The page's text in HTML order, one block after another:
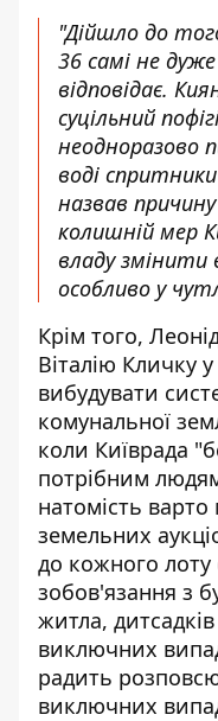
"Дійшло до
36 самі не
відповідає.
суцільний
неодноразово
воді
назвав
колишній мер
владу змінити
особливо у
Крім того,
Віталію Кличку
вибудувати
комунальної
коли Київрада
потрібним
натомість
земельних
до кожного лоту
зобов'язання з
житла,
виключних
радить
виключних